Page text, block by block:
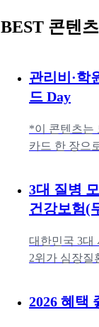
BEST 콘텐츠
관리비·학
드 Day
*이 콘텐츠는
카드 한 장으
3대 질병
건강보험(
대한민국 3대
2위가 심장질
2026 혜택